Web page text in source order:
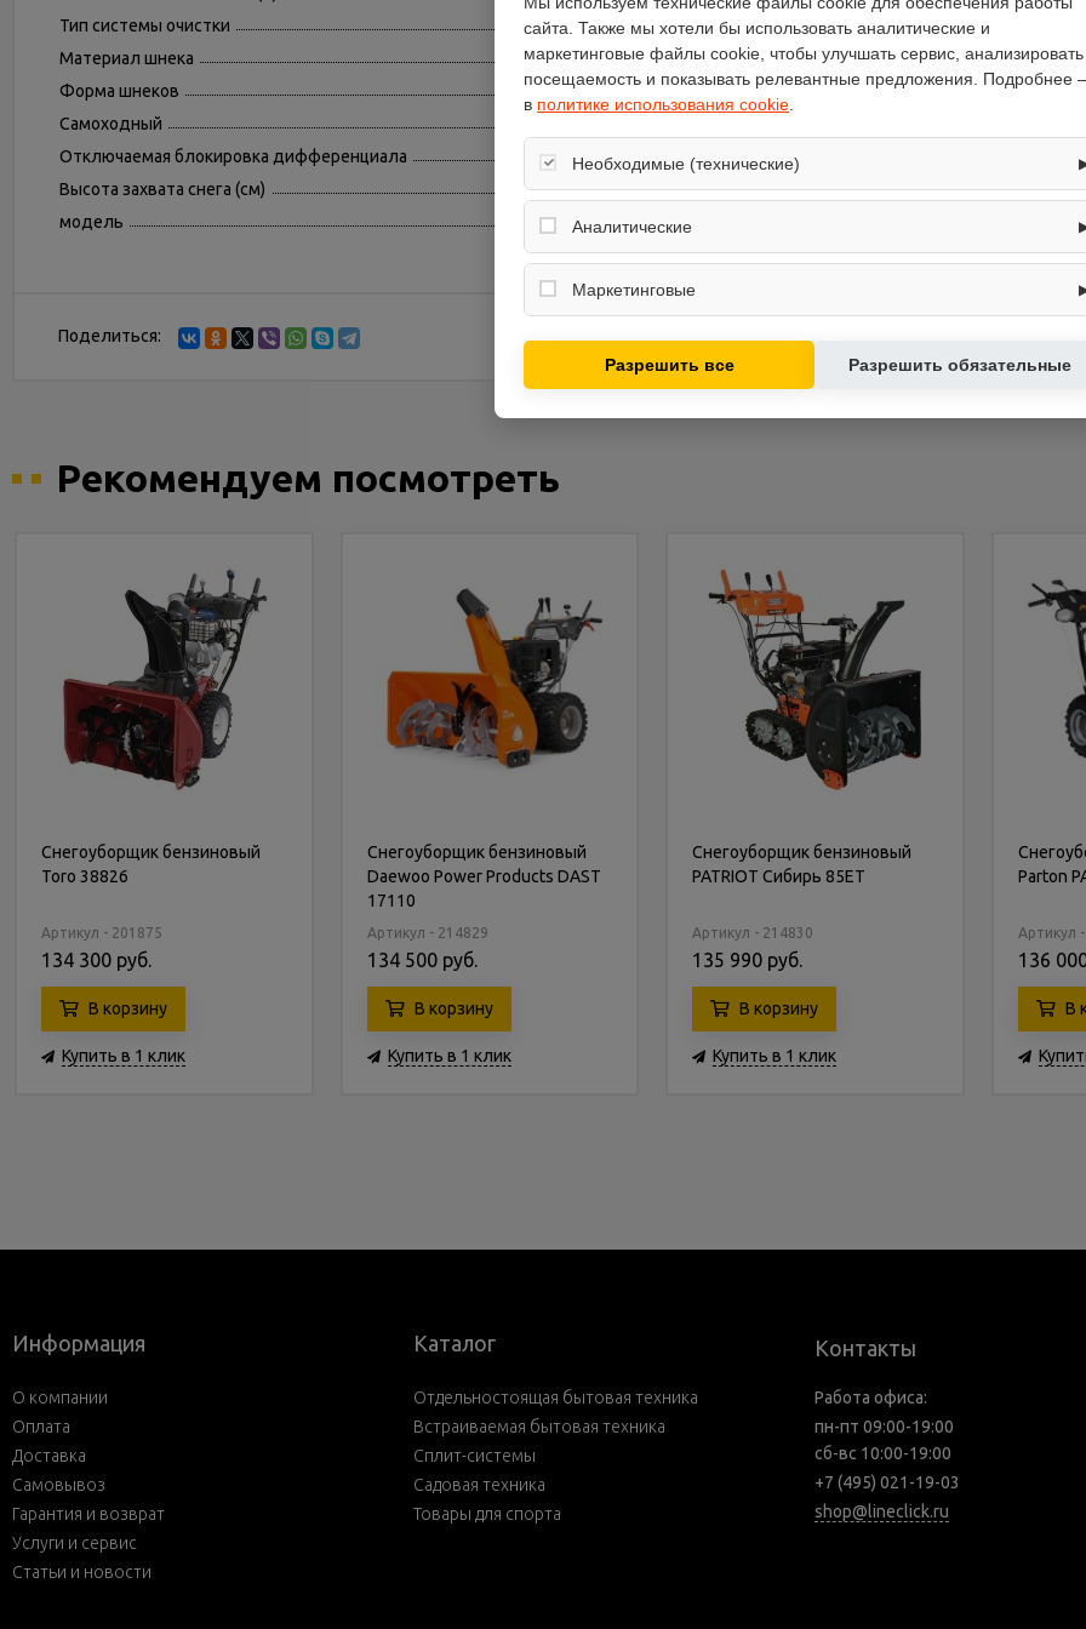
Тип системы очистки
двухступенчатая
Материал шнека
металл
Форма шнеков
рельефная (зубчатая)
Самоходный
Отключаемая блокировка дифференциала
Высота захвата снега (см)
51
модель
Поделиться:
Рекомендуем посмотреть
Снегоуборщик бензиновый
Toro 38826
Артикул - 201875
134 300 руб.
В корзину
Купить в 1 клик
Снегоуборщик бензиновый
Daewoo Power Products DAST
17110
Артикул - 214829
134 500 руб.
В корзину
Купить в 1 клик
Снегоуборщик бензиновый
PATRIOT Сибирь 85ET
Артикул - 214830
135 990 руб.
В корзину
Купить в 1 клик
Parton
Артикул
136
В
Информация
О компании
Оплата
Доставка
Самовывоз
Гарантия и возврат
Услуги и сервис
Статьи и новости
Каталог
Отдельностоящая бытовая техника
Встраиваемая бытовая техника
Сплит-системы
Садовая техника
Товары для спорта
Контакты
Работа офиса:
пн-пт 09:00-19:00
сб-вс 10:00-19:00
+7 (495) 021-19-03
shop@lineclick.ru
сайта. Также мы хотели бы использовать аналитические и
маркетинговые файлы cookie, чтобы улучшать сервис, анализировать
посещаемость и показывать релевантные предложения. Подробнее
в политике использования cookie
Необходимые (технические)
Обеспечивают корректную работу сайта: оформление заказа, корзина,
вход в личный кабинет. Без них основные функции могут быть
Аналитические
Собирают обезличенную информацию о посещениях и использовании
сайта (например, счётчики аналитики), помогают улучшать интерфейс и
Маркетинговые
Разрешить все Разрешить обязательные